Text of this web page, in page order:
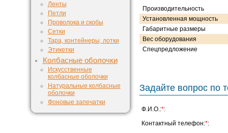
Ленты
Петли
Проволока и скобы
Сетки
Тара, контейнеры, лотки
Этикетки
Колбасные оболочки
Искусственные
колбасные оболочки
Натуральные колбасные
оболочки
Фоновые запечатки
Производительность
Установленная мощность
Габаритные размеры
Вес оборудования
Спецпредложение
Задайте вопрос по
Ф.И.О.:*:
Контактный телефон:*: